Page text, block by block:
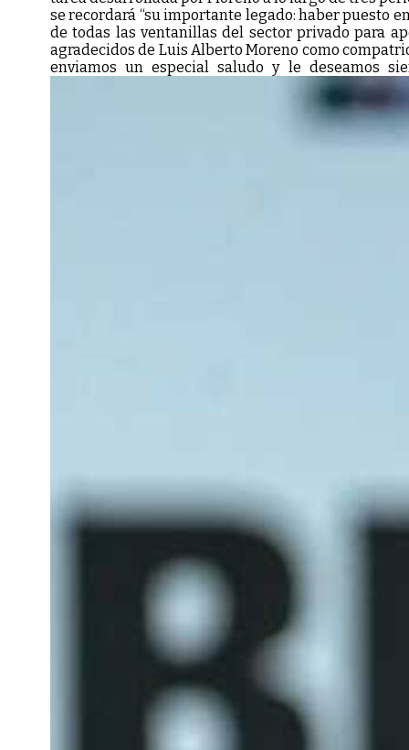
se recordará “su importante legado: haber puesto
de todas las ventanillas del sector privado para
agradecidos de Luis Alberto Moreno como
enviamos un especial saludo y le deseamos